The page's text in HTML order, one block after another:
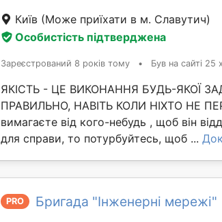
Київ (Може приїхати в м. Славутич)
Особистість підтверджена
Зареєстрований 8 років тому • Був на сайті 25
ЯКІСТЬ - ЦЕ ВИКОНАННЯ БУДЬ-ЯКОЇ
ПРАВИЛЬНО, НАВІТЬ КОЛИ НІХТО НЕ
вимагаєте від кого-небудь , щоб він
для справи, то потурбуйтесь, щоб ...
PRO Бригада "Інженерні мережі"